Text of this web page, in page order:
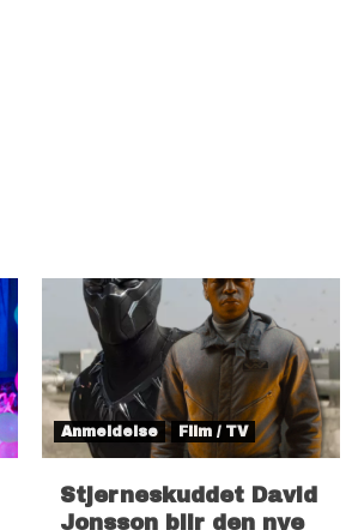
Anmeldelse Film / TV
Stjerneskuddet David
Jonsson blir den nye